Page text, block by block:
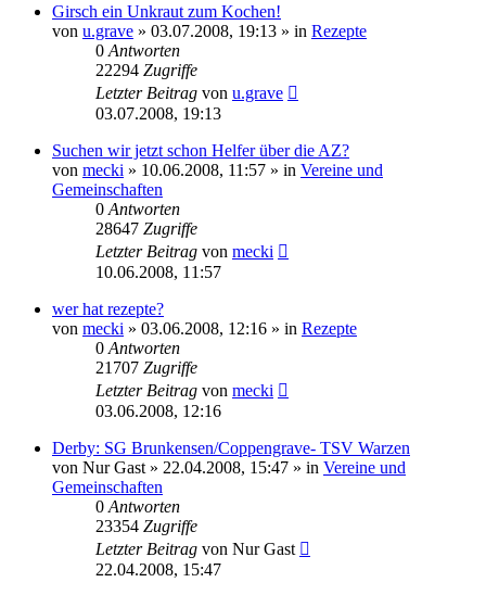
Girsch ein Unkraut zum Kochen!
von u.grave » 03.07.2008, 19:13 » in Rezepte
0 Antworten
22294 Zugriffe
Letzter Beitrag von u.grave
03.07.2008, 19:13
Suchen wir jetzt schon Helfer über die AZ?
von mecki » 10.06.2008, 11:57 » in Vereine und
Gemeinschaften
0 Antworten
28647 Zugriffe
Letzter Beitrag von mecki
10.06.2008, 11:57
wer hat rezepte?
von mecki » 03.06.2008, 12:16 » in Rezepte
0 Antworten
21707 Zugriffe
Letzter Beitrag von mecki
03.06.2008, 12:16
Derby: SG Brunkensen/Coppengrave- TSV Warzen
von Nur Gast » 22.04.2008, 15:47 » in Vereine und
Gemeinschaften
0 Antworten
23354 Zugriffe
Letzter Beitrag von Nur Gast
22.04.2008, 15:47